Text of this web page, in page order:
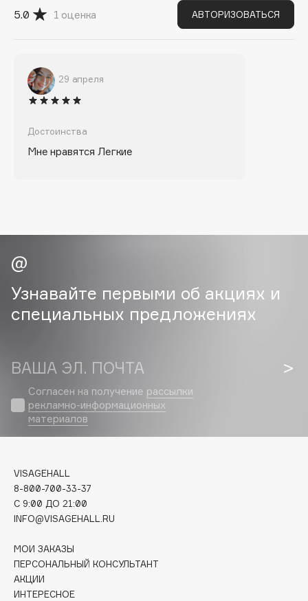
Biorepair
BLOME
Boadicea The Victorious
BOOMSHOP
BORK
BY WISHTREND
C
Carbon Theory
Carmex
Carolina Herrera
Catrice
Cettua
Chupa Chups
Clarette
Clarins
Clarins Precious
Clinique
Clive Christian
5.0 1 оценка АВТОРИЗОВАТЬСЯ
29 апреля
Достоинства
Мне нравятся Легкие
Узнавайте первыми об акциях и
специальных предложениях
ВАША ЭЛ. ПОЧТА
Согласен на получение рассылки
рекламно-информационных
материалов
VISAGEHALL
8-800-700-33-37
C 9:00 ДО 21:00
INFO@VISAGEHALL.RU
МОИ ЗАКАЗЫ
ПЕРСОНАЛЬНЫЙ КОНСУЛЬТАНТ
АКЦИИ
ИНТЕРЕСНОЕ